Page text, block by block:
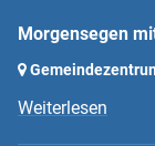
Morgensegen
Weiterlesen